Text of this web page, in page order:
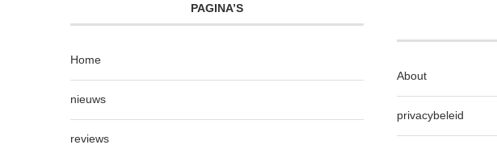
PAGINA’S
Home
nieuws
reviews
About
privacybeleid